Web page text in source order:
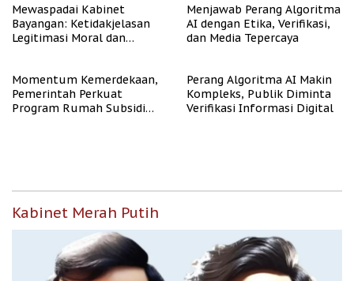
Mewaspadai Kabinet
Bayangan: Ketidakjelasan
Legitimasi Moral dan
Menjawab Perang Algoritma
AI dengan Etika, Verifikasi,
dan Media Tepercaya
Momentum Kemerdekaan,
Pemerintah Perkuat
Program Rumah Subsidi
Perang Algoritma AI Makin
Kompleks, Publik Diminta
Verifikasi Informasi Digital
Kabinet Merah Putih